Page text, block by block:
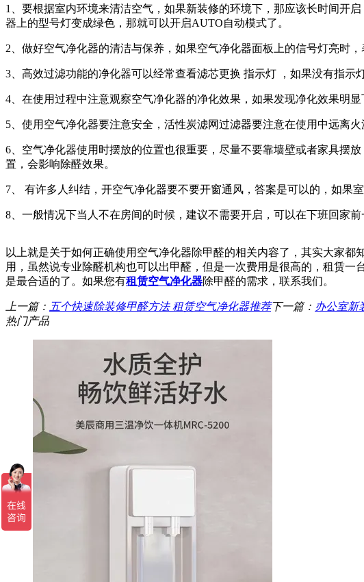
1、要根据室内环境来清洁空气，如果新装修的环境下，那应该长时间开
器上的型号灯变成绿色，那就可以开启AUTO自动模式了。
2、做好空气净化器的清洁与保养，如果空气净化器面板上的信号灯亮时
3、高效过滤功能的净化器可以经常查看滤芯更换 指示灯 ，如果没有指示
4、在使用过程中注意观察空气净化器的净化效果，如果发现净化效果明
5、使用空气净化器要注意安全，活性炭滤网过滤器要注意在使用中远离
6、空气净化器使用时摆放的位置也很重要，尽量不要靠墙壁或者家具摆
置，会影响除醛效果。
7、 有许多人纠结，开空气净化器要不要开窗通风，答案是可以的，如果
8、一般情况下当人不在房间的时候，建议不需要开启，可以在下班回家
以上就是关于如何正确使用空气净化器除甲醛的相关内容了，其实大家
用，虽然说专业除醛机构也可以出甲醛，但是一次费用是很高的，租赁
是最合适的了。如果您有租赁空气净化器除甲醛的需求，联系我们。
上一篇： 五个快速除装修甲醛方法 租赁空气净化器推荐下一篇： 办公室新
热门产品